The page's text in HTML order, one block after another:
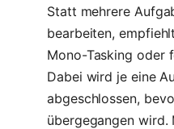
Statt mehrere
bearbeiten,
Mono-Tasking oder
Dabei wird je eine
abgeschlossen,
übergegangen